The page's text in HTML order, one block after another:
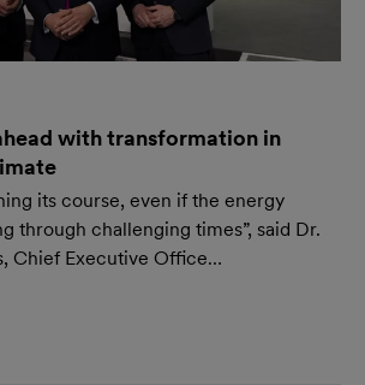
with transformation in
its course, even if the energy
through challenging times”, said Dr.
Chief Executive Office…